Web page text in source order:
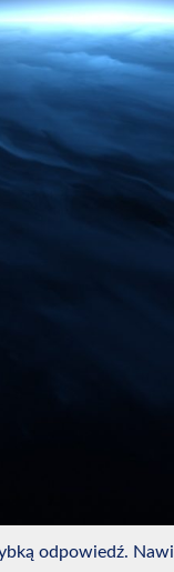
odpowiedź.